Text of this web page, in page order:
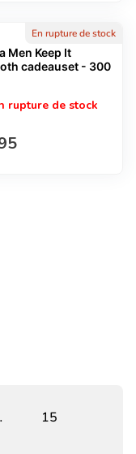
En rupture de stock
Men Keep It
cadeauset - 300
rupture de stock
normal
15